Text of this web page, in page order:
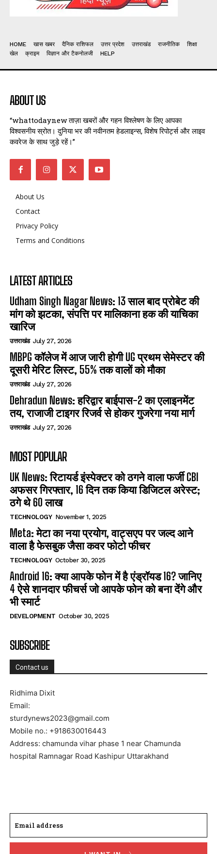
HOME खास खबर दैनिक राशिफल उत्तर प्रदेश उत्तराखंड राजनीतिक
शिक्षा
खेल
क्राइम विज्ञान और टैकनोलजी HELP
ABOUT US
“whattodaynew ताज़ा खबरों और गहन विश्लेषण के लिए आपका
विश्वसनीय स्रोत। दुनिया भर की नवीनतम हेडलाइन्स, विशेष रिपोर्ट्स और लाइव
कवरेज के साथ जुड़े रहें।”
About Us
Contact
Privacy Policy
Terms and Conditions
LATEST ARTICLES
Udham Singh Nagar News: 13 साल बाद प्रोबेट की
मांग को झटका, संपत्ति पर मालिकाना हक की याचिका
खारिज
उत्तराखंड July 27, 2026
MBPG कॉलेज में आज जारी होगी UG प्रथम सेमेस्टर की
दूसरी मेरिट लिस्ट, 55% तक वालों को मौका
उत्तराखंड July 27, 2026
Dehradun News: हरिद्वार बाईपास-2 का एलाइनमेंट
तय, राजाजी टाइगर रिजर्व से होकर गुजरेगा नया मार्ग
उत्तराखंड July 27, 2026
MOST POPULAR
UK News: रिटायर्ड इंस्पेक्टर को ठगने वाला फर्जी CBI
अफसर गिरफ्तार, 16 दिन तक किया डिजिटल अरेस्ट;
ठगे थे 60 लाख
TECHNOLOGY November 1, 2025
Meta: मेटा का नया प्रयोग, वाट्सएप पर जल्द आने
वाला है फेसबुक जैसा कवर फोटो फीचर
TECHNOLOGY October 30, 2025
Android 16: क्या आपके फोन में है एंड्रॉयड 16? जानिए
4 ऐसे शानदार फीचर्स जो आपके फोन को बना देंगे और
भी स्मार्ट
DEVELOPMENT October 30, 2025
SUBSCRIBE
Contact us
Ridhima Dixit
Email:
sturdynews2023@gmail.com
Mobile no.: +918630016443
Address: chamunda vihar phase 1 near Chamunda
hospital Ramnagar Road Kashipur Uttarakhand